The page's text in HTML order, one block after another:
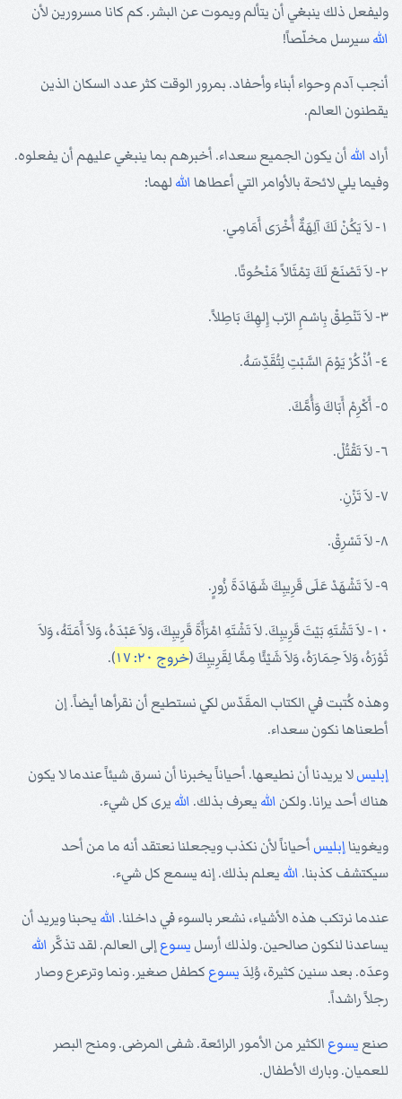
وليفعل ذلك ينبغي أن يتألم ويموت عن البشر. كم كانا مسرورين لأن
اللهسيرسل مخلّصاً!
أنجب آدم وحواء أبناء وأحفاد. بمرور الوقت كثر عدد السكان الذين
يقطنون العالم.
أراد الله أن يكون الجميع سعداء. أخبرهم بما ينبغي عليهم أن يفعلوه.
وفيما يلي لائحة بالأوامر التي أعطاهاالله لهما:
١- لاَ يَكُنْ لَكَ آلِهَةٌ أُخْرَى أَمَامِي.
٢- لاَ تَصْنَعْ لَكَ تِمْثَالاً مَنْحُوتًا.
٣- لاَ تَنْطِقْ بِاسْمِ الرّب إِلهِكَ بَاطِلاً.
٤- اُذْكُرْ يَوْمَ السَّبْتِ لِتُقَدِّسَهُ.
٥- أَكْرِمْ أَبَاكَ وَأُمَّكَ.
٦- لاَ تَقْتُلْ.
٧- لاَ تَزْنِ.
٨- لاَ تَسْرِقْ.
٩- لاَ تَشْهَدْ عَلَى قَرِيبِكَ شَهَادَةَ زُورٍ.
١٠- لاَ تَشْتَهِ بَيْتَ قَرِيبِكَ. لاَ تَشْتَهِ امْرَأَةَ قَرِيبِكَ، وَلاَ عَبْدَهُ، وَلاَ أَمَتَهُ، وَلاَ
ثَوْرَهُ، وَلاَ حِمَارَهُ، وَلاَ شَيْئًا مِمَّا لِقَرِيبِكَ (خروج ٢٠: ١٧ ).
وهذه كُتبت في الكتاب المقَدّس لكي نستطيع أن نقرأها أيضاً. إن
أطعناها نكون سعداء.
إبليسلا يريدنا أن نطيعها. أحياناً يخبرنا أن نسرق شيئاً عندما لا يكون
هناك أحد يرانا. ولكن الله يعرف بذلك. الله يرى كل شيء.
ويغويناإبليس أحياناً لأن نكذب ويجعلنا نعتقد أنه ما من أحد
سيكتشف كذبنا. الله يعلم بذلك. إنه يسمع كل شيء.
عندما نرتكب هذه الأشياء، نشعر بالسوء في داخلنا. الله يحبنا ويريد أن
يساعدنا لنكون صالحين. ولذلك أرسل يسوعإلى العالم. لقد تذكَّر الله
وعدَه. بعد سنين كثيرة، وُلِدَ يسوع كطفل صغير. ونما وترعرع وصار
رجلاً راشداً.
صنع يسوع الكثير من الأمور الرائعة. شفى المرضى. ومنح البصر
للعميان. وبارك الأطفال.